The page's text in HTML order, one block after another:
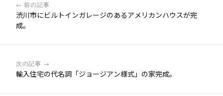
← 前の記事
渋川市にビルトインガレージのあるアメリカンハウスが完
成。
次の記事 →
輸入住宅の代名詞「ジョージアン様式」の家完成。